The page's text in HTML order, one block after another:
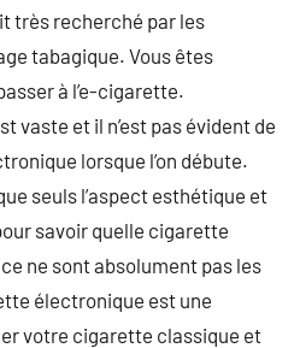
très recherché par les
tabagique. Vous êtes
à l’e-cigarette.
vaste et il n’est pas évident de
lorsque l’on débute.
seuls l’aspect esthétique et
savoir quelle cigarette
ne sont absolument pas les
électronique est une
votre cigarette classique et